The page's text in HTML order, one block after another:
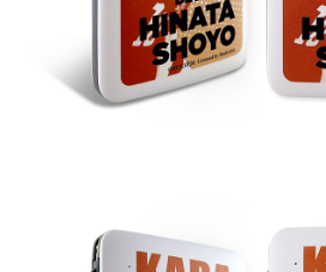
３．未成年的使用者請事先徵得法定代理人或
「AFTEE先享後付」，若未經同意申辦者引起
４．使用「AFTEE先享後付」時，將依據個別
時審查核予不同之上限額度；若仍有額度不足